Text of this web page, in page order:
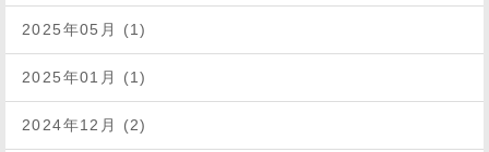
2025年05月 (1)
2025年01月 (1)
2024年12月 (2)